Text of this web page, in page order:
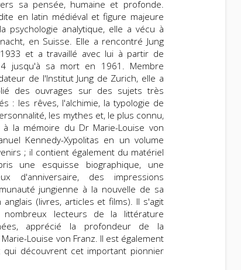
sa pensée, humaine et profonde.
en latin médiéval et figure majeure
psychologie analytique, elle a vécu à
en Suisse. Elle a rencontré Jung
et a travaillé avec lui à partir de
jusqu'à sa mort en 1961. Membre
de l'Institut Jung de Zurich, elle a
des ouvrages sur des sujets très
: les rêves, l'alchimie, la typologie de
les mythes et, le plus connu,
la mémoire du Dr Marie-Louise von
Kennedy-Xypolitas en un volume
; il contient également du matériel
une esquisse biographique, une
d'anniversaire, des impressions
jungienne à la nouvelle de sa
(livres, articles et films). Il s'agit
lecteurs de la littérature
apprécié la profondeur de la
Louise von Franz. Il est également
découvrent cet important pionnier